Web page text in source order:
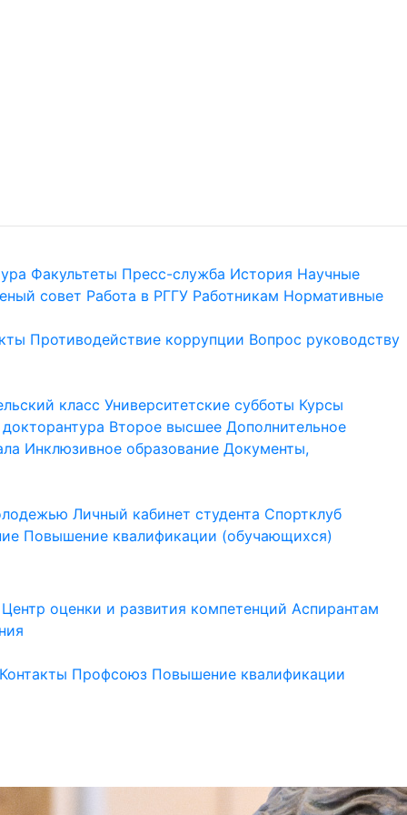
Факультеты Пресс-служба История Научные
совет Работа в РГГУ Работникам Нормативные
Противодействие коррупции Вопрос руководству
класс Университетские субботы Курсы
Второе высшее Дополнительное
Инклюзивное образование Документы,
Личный кабинет студента Спортклуб
Повышение квалификации (обучающихся)
Центр оценки и развития компетенций Аспирантам
Контакты Профсоюз Повышение квалификации